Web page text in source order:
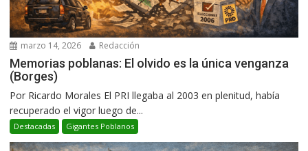
marzo 14, 2026 Redacción
Memorias poblanas: El olvido es la única venganza
(Borges)
Por Ricardo Morales El PRI llegaba al 2003 en plenitud, había
recuperado el vigor luego de...
Destacadas Gigantes Poblanos